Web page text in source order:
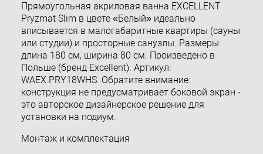
Прямоугольная акриловая ванна EXCELLENT
Pryzmat Slim в цвете «Белый» идеально
вписывается в малогабаритные квартиры (сауны
или студии) и просторные санузлы. Размеры:
длина 180 см, ширина 80 см. Произведено в
Польше (бренд Excellent). Артикул:
WAEX.PRY18WHS. Обратите внимание:
конструкция не предусматривает боковой экран -
это авторское дизайнерское решение для
установки на подиум.
Монтаж и комплектация